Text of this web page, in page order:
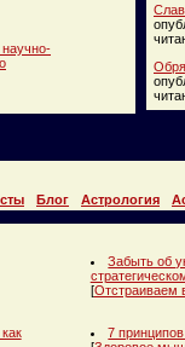
Блог Астрология
Забыть об
[Отстраиваем
7